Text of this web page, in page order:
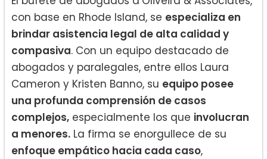
con base en Rhode Island, se especializa en
brindar asistencia legal de alta calidad y
compasiva. Con un equipo destacado de
abogados y paralegales, entre ellos Laura
Cameron y Kristen Banno, su equipo posee
una profunda comprensión de casos
complejos, especialmente los que involucran
a menores. La firma se enorgullece de su
enfoque empático hacia cada caso,